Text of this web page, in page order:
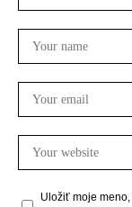
Uložiť moje